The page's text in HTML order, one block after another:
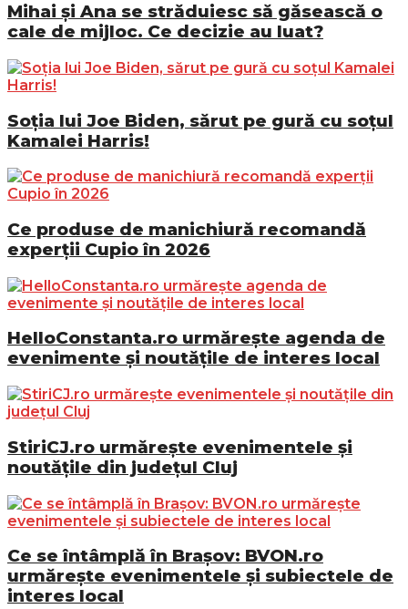
Mihai și Ana se străduiesc să găsească o
cale de mijloc. Ce decizie au luat?
Soția lui Joe Biden, sărut pe gură cu soțul
Kamalei Harris!
Ce produse de manichiură recomandă
experții Cupio în 2026
HelloConstanta.ro urmărește agenda de
evenimente și noutățile de interes local
StiriCJ.ro urmărește evenimentele și
noutățile din județul Cluj
Ce se întâmplă în Brașov: BVON.ro
urmărește evenimentele și subiectele de
interes local